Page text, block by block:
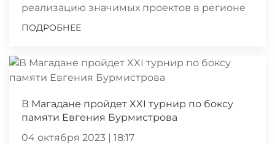
реализацию значимых проектов в регионе
ПОДРОБНЕЕ
В Магадане пройдет XXI турнир по боксу
памяти Евгения Бурмистрова
04 октября 2023 | 18:17